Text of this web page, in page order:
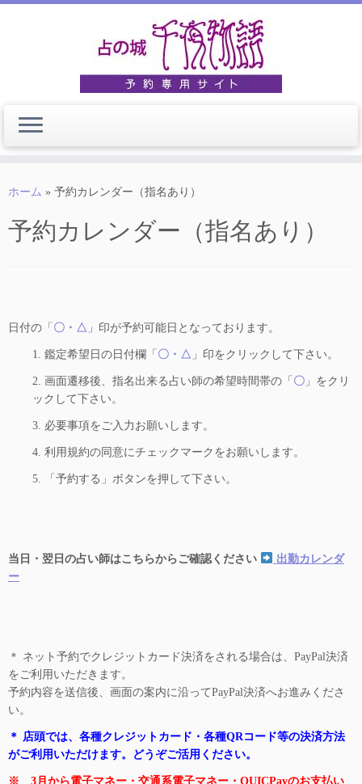
コ
ッ
ホーム » 予約カレンダー（指名あり）
予約カレンダー（指名あり）
日付の「 〇・△ 」印が予約可能日となっております。
1. 鑑定希望日の日付欄「 〇・△ 」印をクリックして下さい。
2. 画面遷移後、指名出来る占い師の希望時間帯の「 〇 」をクリ
ックして下さい。
3. 必要事項をご入力お願いします。
4. 利用規約の同意にチェックマークをお願いします。
5. 「予約する」ボタンを押して下さい。
当日・翌日の占い師はこちらからご確認ください
出勤カレンダ
ー
＊ ネット予約でクレジットカード決済をされる場合は、PayPal決済
をご利用いただきます。
予約内容を送信後、画面の案内に沿ってPayPal決済へお進みくださ
い。
＊ 店頭では、各種クレジットカード・各種QRコード等の決済方法
がご利用いただけます。どうぞご活用ください。
※ 3月から電子マネー・交通系電子マネー・QUICPayのお支払い